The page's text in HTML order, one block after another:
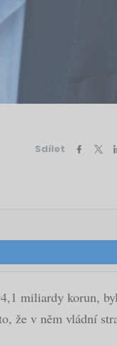
Sdílet
miliardy korun,
že v něm vládní